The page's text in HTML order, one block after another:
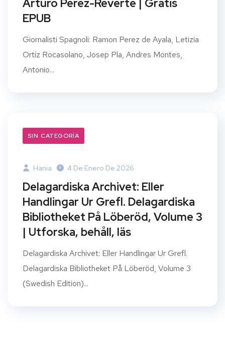
Arturo Perez-Reverte | Gratis
EPUB
Giornalisti Spagnoli: Ramon Perez de Ayala, Letizia
Ortiz Rocasolano, Josep Pla, Andres Montes,
Antonio...
SIN CATEGORÍA
Hania 4 De Enero De 2026
Delagardiska Archivet: Eller
Handlingar Ur Grefl. Delagardiska
Bibliotheket På Löberöd, Volume 3
| Utforska, behåll, läs
Delagardiska Archivet: Eller Handlingar Ur Grefl.
Delagardiska Bibliotheket På Löberöd, Volume 3
(Swedish Edition)...